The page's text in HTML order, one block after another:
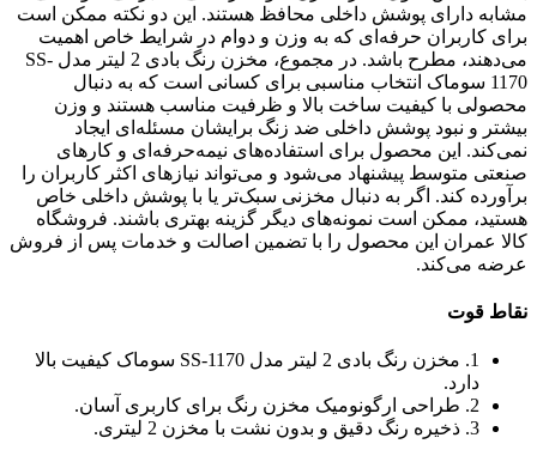
مشابه دارای پوشش داخلی محافظ هستند. این دو نکته ممکن است
برای کاربران حرفه‌ای که به وزن و دوام در شرایط خاص اهمیت
می‌دهند، مطرح باشد. در مجموع، مخزن رنگ بادی 2 لیتر مدل SS-
1170 سوماک انتخاب مناسبی برای کسانی است که به دنبال
محصولی با کیفیت ساخت بالا و ظرفیت مناسب هستند و وزن
بیشتر و نبود پوشش داخلی ضد زنگ برایشان مسئله‌ای ایجاد
نمی‌کند. این محصول برای استفاده‌های نیمه‌حرفه‌ای و کارهای
صنعتی متوسط پیشنهاد می‌شود و می‌تواند نیازهای اکثر کاربران را
برآورده کند. اگر به دنبال مخزنی سبک‌تر یا با پوشش داخلی خاص
هستید، ممکن است نمونه‌های دیگر گزینه بهتری باشند. فروشگاه
کالا عمران این محصول را با تضمین اصالت و خدمات پس از فروش
عرضه می‌کند.
نقاط قوت
1. مخزن رنگ بادی 2 لیتر مدل SS-1170 سوماک کیفیت بالا
دارد.
2. طراحی ارگونومیک مخزن رنگ برای کاربری آسان.
3. ذخیره رنگ دقیق و بدون نشت با مخزن 2 لیتری.